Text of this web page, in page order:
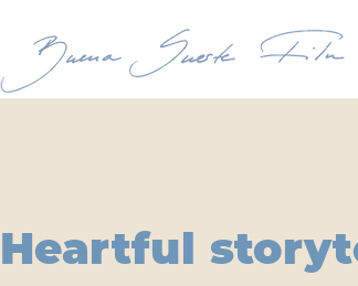
Heartful